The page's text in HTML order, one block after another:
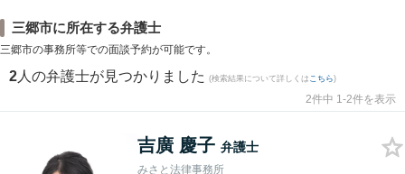
三郷市に所在する弁護士
三郷市の事務所等での面談予約が可能です。
2 人の弁護士が見つかりました (検索結果について詳しくは こちら)
2件中 1-2件を表示
吉廣 慶子 弁護士
みさと法律事務所